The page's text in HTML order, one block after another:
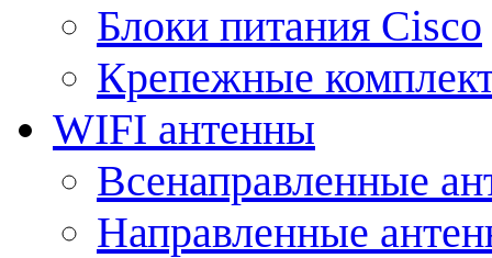
Блоки питания Cisco
Крепежные
WIFI антенны
Всенаправленные
Направленные